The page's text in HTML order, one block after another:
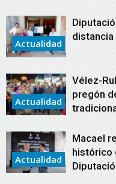
Actualidad
distancia
Actualidad
Vélez-
pregón
Actualidad
Macael
histórico